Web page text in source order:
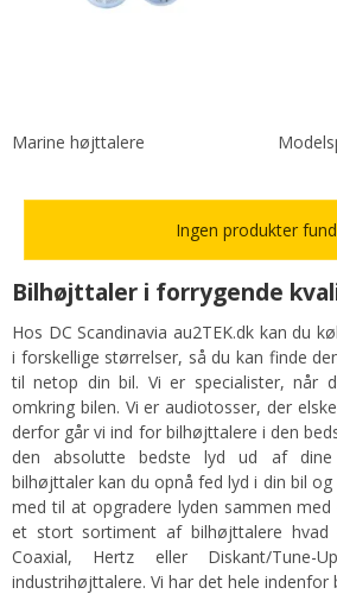
Marine højttalere
Ingen produkter
Bilhøjttaler i forrygende
Hos DC Scandinavia au2TEK.dk kan du
i forskellige størrelser, så du kan finde
til netop din bil. Vi er specialister, når
omkring bilen. Vi er audiotosser, der
derfor går vi ind for bilhøjttalere i den
den absolutte bedste lyd ud af
bilhøjttaler kan du opnå fed lyd i din bil
med til at opgradere lyden sammen
et stort sortiment af bilhøjttalere hvad
Coaxial, Hertz eller Diskant/Tune-
industrihøjttalere. Vi har det hele indenfor